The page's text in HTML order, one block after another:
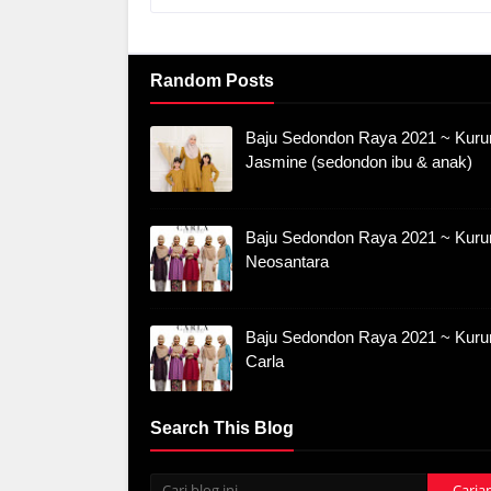
Random Posts
Baju Sedondon Raya 2021 ~
Jasmine (sedondon ibu & anak)
Baju Sedondon Raya 2021 ~
Neosantara
Baju Sedondon Raya 2021 ~
Carla
Search This Blog